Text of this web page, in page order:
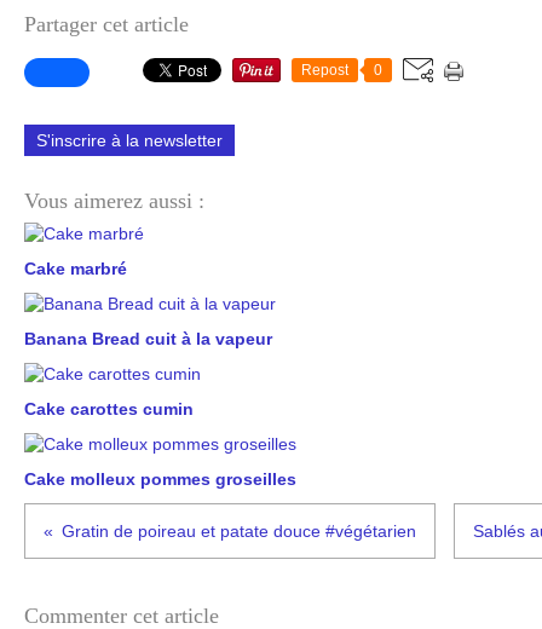
Partager cet article
Repost 0
S'inscrire à la newsletter
Vous aimerez aussi :
Cake marbré
Banana Bread cuit à la vapeur
Cake carottes cumin
Cake molleux pommes groseilles
Gratin de poireau et patate douce #végétarien Sablés
Commenter cet article